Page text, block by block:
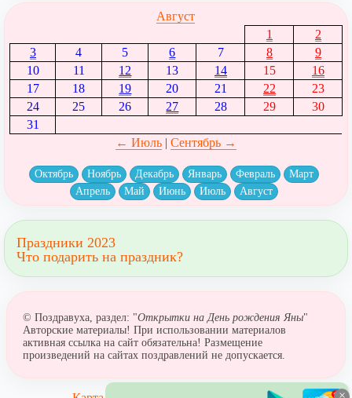
Август
1
2
3
4 5 6 7 8
9
10
11 12 13 14 15
16
17
18 19 20 21 22
23
24
25 26 27 28 29
30
31
← Июль| Сентябрь →
Октябрь Ноябрь Декабрь Январь Февраль
Март
Апрель
Май Июнь Июль Август
Праздники 2023
Что подарить на праздник?
© Поздравуха, раздел: "Открытки на День рождения Яны"
Авторские материалы! При использовании материалов
активная ссылка на сайт обязательна! Размещение
произведений на сайтах поздравлений не допускается.
×